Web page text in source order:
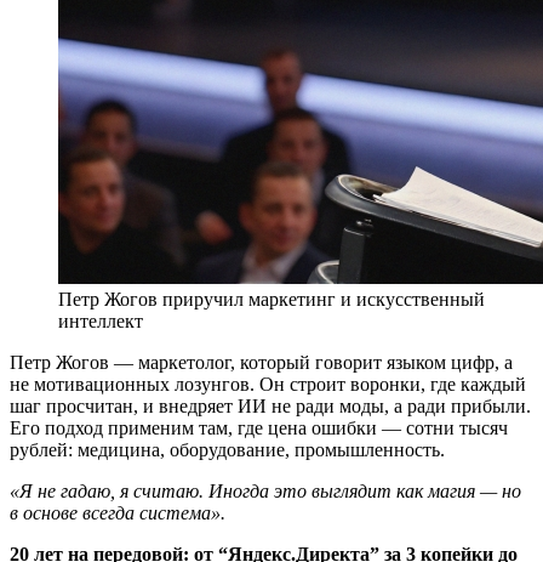
Петр Жогов приручил маркетинг и искусственный
интеллект
Петр Жогов — маркетолог, который говорит языком цифр, а
не мотивационных лозунгов. Он строит воронки, где каждый
шаг просчитан, и внедряет ИИ не ради моды, а ради прибыли.
Его подход применим там, где цена ошибки — сотни тысяч
рублей: медицина, оборудование, промышленность.
«Я не гадаю, я считаю. Иногда это выглядит как магия — но
в основе всегда система».
20 лет на передовой: от “Яндекс.Директа” за 3 копейки до